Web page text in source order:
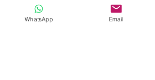
* European Society of Human
Reproduction and Embryology (ESHRE).
WhatsApp Email